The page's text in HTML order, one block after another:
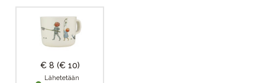
€ 8 (€ 10)
Lähetetään